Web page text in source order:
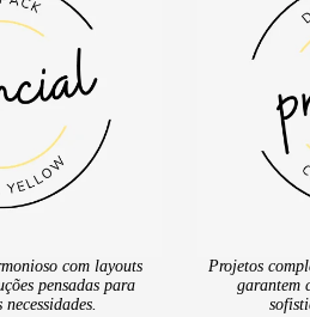
com layouts
pensadas para
Projetos
garantem